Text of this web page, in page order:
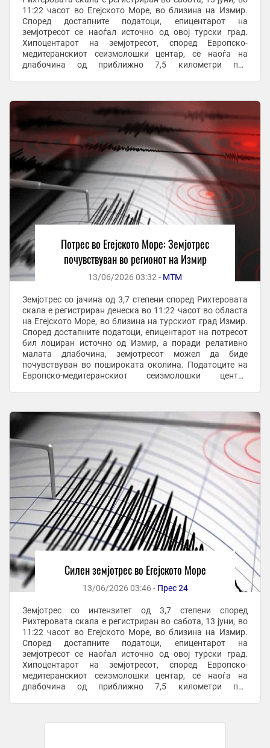
11:22 часот во Егејското Море, во близина на Измир.
Според достапните податоци, епицентарот на
земјотресот се наоѓал источно од овој турски град.
Хипоцентарот на земјотресот, според Европско-
медитеранскиот сеизмолошки центар, се наоѓа на
длабочина од приближно 7,5 километри под
Потрес во Егејското Море: Земјотрес
почувствуван во регионот на Измир
13/06/2026 03:32 - МТМ
Земјотрес со јачина од 3,7 степени според Рихтеровата
скала е регистриран денеска во 11:22 часот во областа
на Егејското Море, во близина на турскиот град Измир.
Според достапните податоци, епицентарот на потресот
бил лоциран источно од Измир, а поради релативно
малата длабочина, земјотресот можел да биде
почувствуван во пошироката околина. Податоците на
Европско-медитеранскиот сеизмолошки центар
Силен земјотрес во Егејското Море
13/06/2026 03:46 - Прес 24
Земјотрес со интензитет од 3,7 степени според
Рихтеровата скала е регистриран во сабота, 13 јуни, во
11:22 часот во Егејското Море, во близина на Измир.
Според достапните податоци, епицентарот на
земјотресот се наоѓал источно од овој турски град.
Хипоцентарот на земјотресот, според Европско-
медитеранскиот сеизмолошки центар, се наоѓа на
длабочина од приближно 7,5 километри под